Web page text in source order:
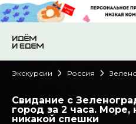
Экскурсии Россия
Свидание с
город за 2 часа. Море,
никакой спешки